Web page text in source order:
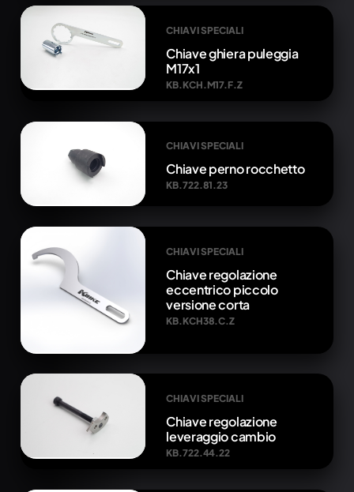
CHIAVI SPECIALI
Chiave ghiera puleggia
M17x1
KB.KCH.M17.F.Z
CHIAVI SPECIALI
Chiave perno rocchetto
KB.722.81.23
CHIAVI SPECIALI
Chiave regolazione
eccentrico piccolo
versione corta
KB.KCH38.C.Z
CHIAVI SPECIALI
Chiave regolazione
leveraggio cambio
KB.722.44.22